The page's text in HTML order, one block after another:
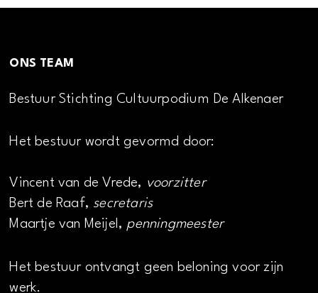
ONS TEAM
Bestuur Stichting Cultuurpodium De Alkenaer
Het bestuur wordt gevormd door:
Vincent van de Vrede, voorzitter
Bert de Raaf, secretaris
Maartje van Meijel, penningmeester
Het bestuur ontvangt geen beloning voor zijn
werk.